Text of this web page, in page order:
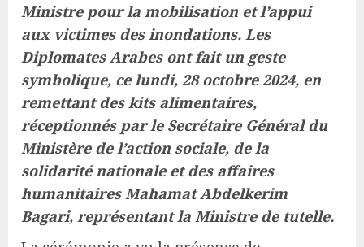
Ministre pour la mobilisation et l’appui
aux victimes des inondations. Les
Diplomates Arabes ont fait un geste
symbolique, ce lundi, 28 octobre 2024, en
remettant des kits alimentaires,
réceptionnés par le Secrétaire Général du
Ministère de l’action sociale, de la
solidarité nationale et des affaires
humanitaires Mahamat Abdelkerim
Bagari, représentant la Ministre de tutelle.